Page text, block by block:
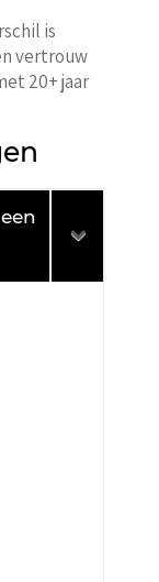
is
vertrouw
20+ jaar